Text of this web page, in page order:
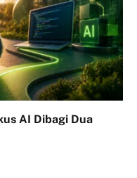
AI Dibagi Dua